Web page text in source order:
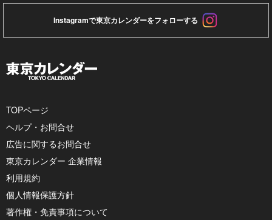
Instagramで東京カレンダーをフォローする
TOPページ
ヘルプ・お問合せ
広告に関するお問合せ
東京カレンダー 企業情報
利用規約
個人情報保護方針
著作権・免責事項について